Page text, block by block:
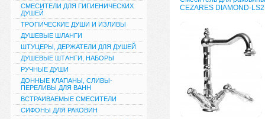
СМЕСИТЕЛИ ДЛЯ ГИГИЕНИЧЕСКИХ
ДУШЕЙ
ТРОПИЧЕСКИЕ ДУШИ И ИЗЛИВЫ
ДУШЕВЫЕ ШЛАНГИ
ШТУЦЕРЫ, ДЕРЖАТЕЛИ ДЛЯ ДУШЕЙ
ДУШЕВЫЕ ШТАНГИ, НАБОРЫ
РУЧНЫЕ ДУШИ
ДОННЫЕ КЛАПАНЫ, СЛИВЫ-
ПЕРЕЛИВЫ ДЛЯ ВАНН
ВСТРАИВАЕМЫЕ СМЕСИТЕЛИ
СИФОНЫ ДЛЯ РАКОВИН
CEZARES DIAMOND-